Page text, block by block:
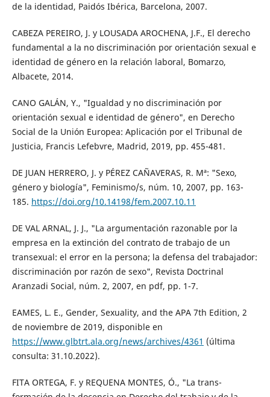
de la identidad, Paidós Ibérica, Barcelona, 2007.
CABEZA PEREIRO, J. y LOUSADA AROCHENA, J.F., El derecho
fundamental a la no discriminación por orientación sexual e
identidad de género en la relación laboral, Bomarzo,
Albacete, 2014.
CANO GALÁN, Y., "Igualdad y no discriminación por
orientación sexual e identidad de género", en Derecho
Social de la Unión Europea: Aplicación por el Tribunal de
Justicia, Francis Lefebvre, Madrid, 2019, pp. 455-481.
DE JUAN HERRERO, J. y PÉREZ CAÑAVERAS, R. Mª: "Sexo,
género y biología", Feminismo/s, núm. 10, 2007, pp. 163-
185. https://doi.org/10.14198/fem.2007.10.11
DE VAL ARNAL, J. J., "La argumentación razonable por la
empresa en la extinción del contrato de trabajo de un
transexual: el error en la persona; la defensa del trabajador:
discriminación por razón de sexo", Revista Doctrinal
Aranzadi Social, núm. 2, 2007, en pdf, pp. 1-7.
EAMES, L. E., Gender, Sexuality, and the APA 7th Edition, 2
de noviembre de 2019, disponible en
https://www.glbtrt.ala.org/news/archives/4361 (última
consulta: 31.10.2022).
FITA ORTEGA, F. y REQUENA MONTES, Ó., "La trans-